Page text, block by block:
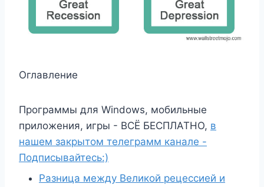
Оглавление
Программы для Windows, мобильные
приложения, игры - ВСЁ БЕСПЛАТНО, в
нашем закрытом телеграмм канале -
Подписывайтесь:)
Разница между Великой рецессией и